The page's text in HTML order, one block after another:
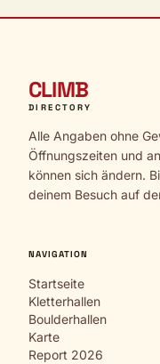
CLIMB
DIRECTORY
Alle Angaben ohne
Öffnungszeiten und
können sich ändern.
deinem Besuch auf
NAVIGATION
Startseite
Kletterhallen
Boulderhallen
Karte
Report 2026